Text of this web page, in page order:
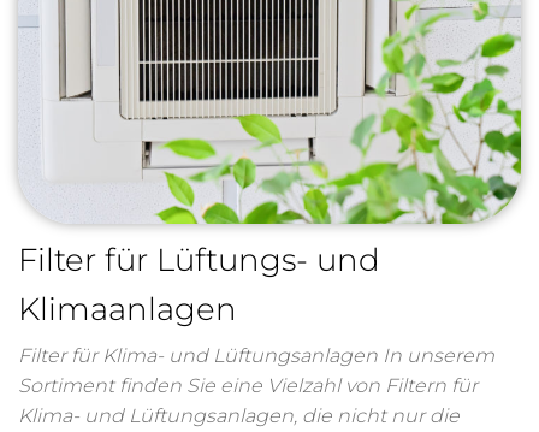
Filter für Lüftungs- und
Klimaanlagen
Filter für Klima- und Lüftungsanlagen In unserem
Sortiment finden Sie eine Vielzahl von Filtern für
Klima- und Lüftungsanlagen, die nicht nur die